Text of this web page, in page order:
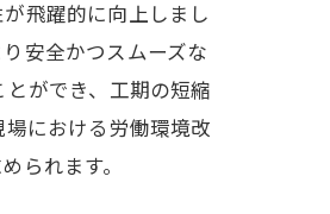
飛躍的に向上しまし
安全かつスムーズな
ができ、工期の短縮
における労働環境改
られます。